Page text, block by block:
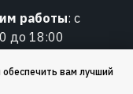
вам лучший
работы: с
до 18:00